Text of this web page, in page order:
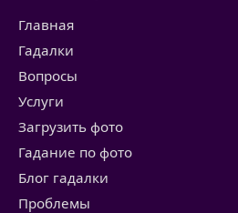
Главная
Гадалки
Вопросы
Услуги
Загрузить фото
Гадание по фото
Блог гадалки
Проблемы